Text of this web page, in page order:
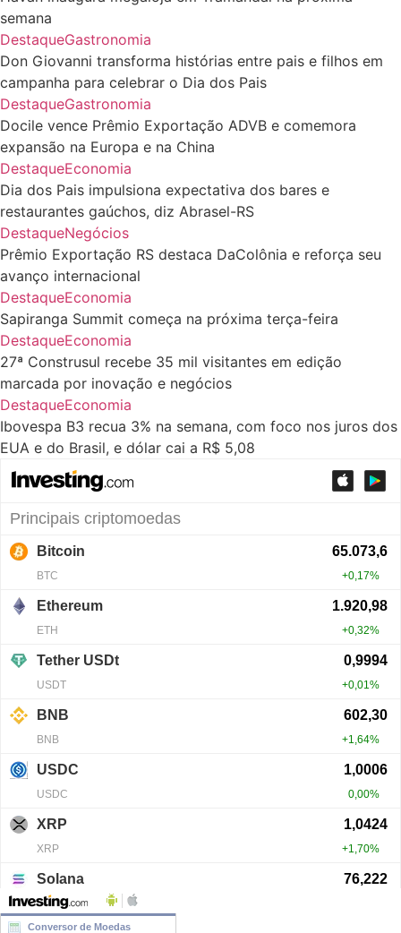
semana
DestaqueGastronomia
Don Giovanni transforma histórias entre pais e filhos em
campanha para celebrar o Dia dos Pais
DestaqueGastronomia
Docile vence Prêmio Exportação ADVB e comemora
expansão na Europa e na China
DestaqueEconomia
Dia dos Pais impulsiona expectativa dos bares e
restaurantes gaúchos, diz Abrasel-RS
DestaqueNegócios
Prêmio Exportação RS destaca DaColônia e reforça seu
avanço internacional
DestaqueEconomia
Sapiranga Summit começa na próxima terça-feira
DestaqueEconomia
27ª Construsul recebe 35 mil visitantes em edição
marcada por inovação e negócios
DestaqueEconomia
Ibovespa B3 recua 3% na semana, com foco nos juros dos
EUA e do Brasil, e dólar cai a R$ 5,08